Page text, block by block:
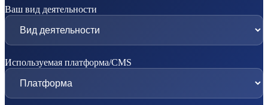
Ваш вид деятельности
Используемая платформа/CMS